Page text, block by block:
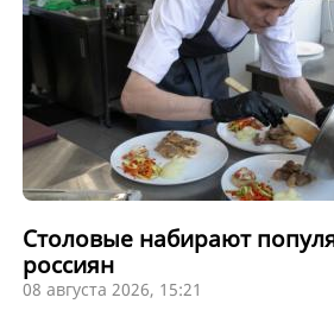
Столовые набирают
россиян
08 августа 2026, 15:21